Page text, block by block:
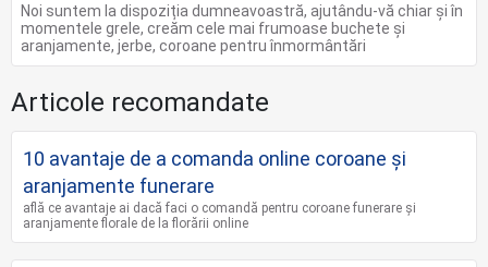
Noi suntem la dispoziția dumneavoastră, ajutându-vă chiar şi în
momentele grele, creăm cele mai frumoase buchete și
aranjamente, jerbe, coroane pentru înmormântări
Articole recomandate
10 avantaje de a comanda online coroane şi
aranjamente funerare
află ce avantaje ai dacă faci o comandă pentru coroane funerare și
aranjamente florale de la florării online